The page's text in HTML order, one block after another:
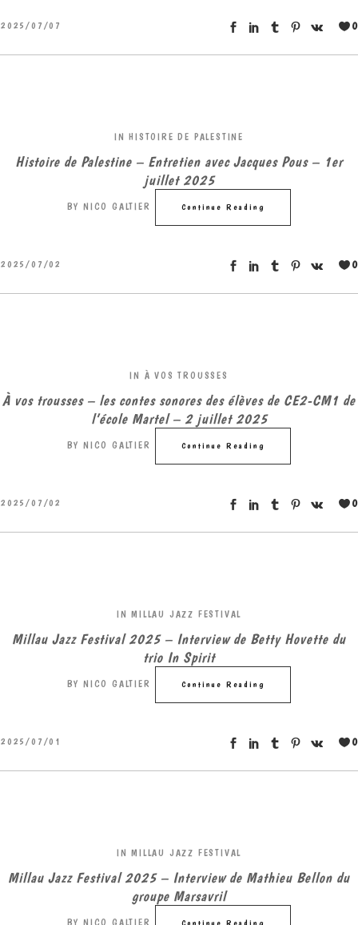
2025/07/07 0
IN HISTOIRE DE PALESTINE
Histoire de Palestine – Entretien avec Jacques Pous – 1er
juillet 2025
BY NICO GALTIER Continue Reading
2025/07/02 0
IN À VOS TROUSSES
À vos trousses – les contes sonores des élèves de CE2-CM1 de
l’école Martel – 2 juillet 2025
BY NICO GALTIER Continue Reading
2025/07/02 0
IN MILLAU JAZZ FESTIVAL
Millau Jazz Festival 2025 – Interview de Betty Hovette du
trio In Spirit
BY NICO GALTIER Continue Reading
2025/07/01 0
IN MILLAU JAZZ FESTIVAL
Millau Jazz Festival 2025 – Interview de Mathieu Bellon du
groupe Marsavril
BY NICO GALTIER